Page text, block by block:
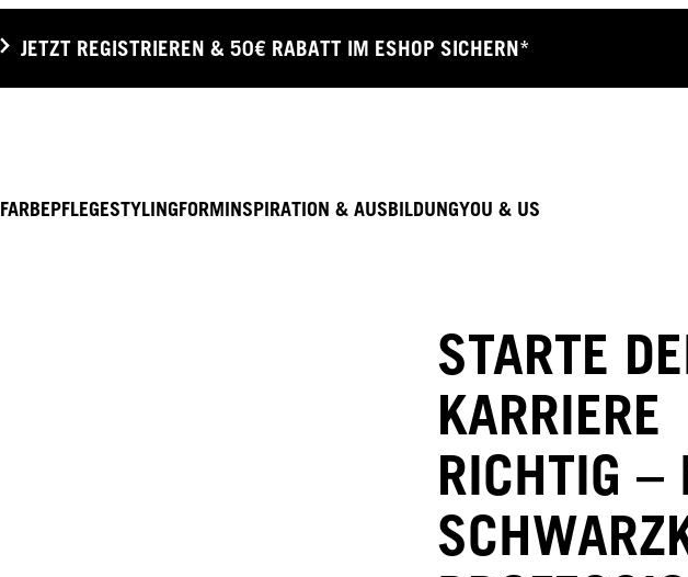
JETZT REGISTRIEREN & 50€ RABATT IM ESHOP SICHERN*
FARBEPFLEGESTYLINGFORMINSPIRATION & AUSBILDUNGYOU & US
STARTE
KARRIERE
RICHTIG –